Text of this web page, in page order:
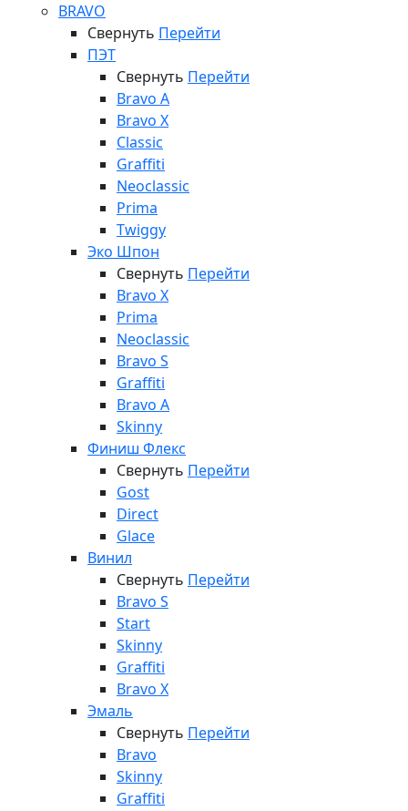
BRAVO
Свернуть Перейти
ПЭТ
Свернуть Перейти
Bravo A
Bravo X
Classic
Graffiti
Neoclassic
Prima
Twiggy
Эко Шпон
Свернуть Перейти
Bravo X
Prima
Neoclassic
Bravo S
Graffiti
Bravo A
Skinny
Финиш Флекс
Свернуть Перейти
Gost
Direct
Glace
Винил
Свернуть Перейти
Bravo S
Start
Skinny
Graffiti
Bravo X
Эмаль
Свернуть Перейти
Bravo
Skinny
Graffiti